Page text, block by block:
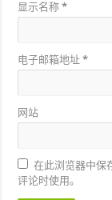
显示名称*
电子邮箱地址*
网站
在此浏览器中保
评论时使用。